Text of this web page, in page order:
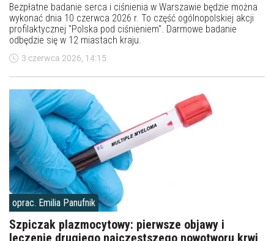
Bezpłatne badanie serca i ciśnienia w Warszawie będzie można
wykonać dnia 10 czerwca 2026 r. To część ogólnopolskiej akcji
profilaktycznej "Polska pod ciśnieniem". Darmowe badanie
odbędzie się w 12 miastach kraju.
3 czerwca 2026, 14:15
oprac. Emilia Panufnik
Szpiczak plazmocytowy: pierwsze objawy i
leczenie drugiego najczęstszego nowotworu krwi